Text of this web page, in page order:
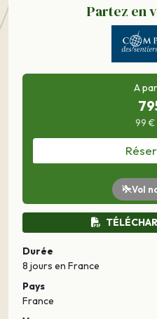
Partez en
A
99 €
Vol
Durée
8 jours en France
Pays
France